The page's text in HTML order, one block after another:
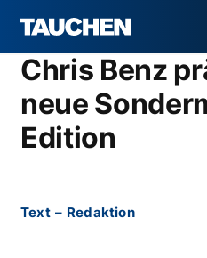
Chris Benz
neue
Edition
Text – Redaktion